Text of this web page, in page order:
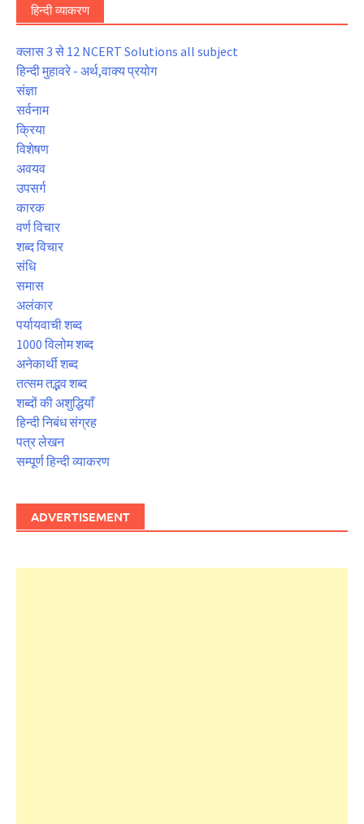
हिन्दी व्याकरण
क्लास 3 से 12 NCERT Solutions all subject
हिन्दी मुहावरे - अर्थ,वाक्य प्रयोग
संज्ञा
सर्वनाम
क्रिया
विशेषण
अवयव
उपसर्ग
कारक
वर्ण विचार
शब्द विचार
संधि
समास
अलंकार
पर्यायवाची शब्द
1000 विलोम शब्द
अनेकार्थी शब्द
तत्सम तद्भव शब्द
शब्दों की अशुद्धियाँ
हिन्दी निबंध संग्रह
पत्र लेखन
सम्पूर्ण हिन्दी व्याकरण
ADVERTISEMENT